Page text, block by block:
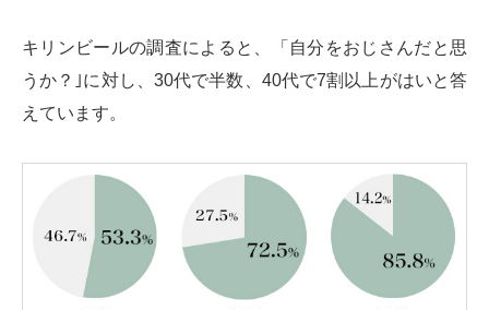
キリンビールの調査によると、「自分をおじさんだと思
うか？｣に対し、30代で半数、40代で7割以上がはいと答
えています。